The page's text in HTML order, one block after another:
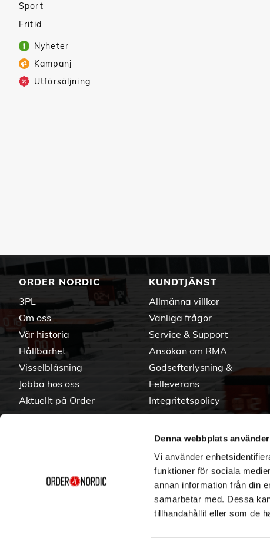
Denna webbplats
Vi använder
funktioner för sociala
annan information från din
samarbetar med. Dessa
tillhandahållit eller som de
Sport
Fritid
Nyheter
Kampanj
Utförsäljning
ORDER NORDIC
3PL
Om oss
Vår historia
Hållbarhet
Visselblåsning
Jobba hos oss
Aktuellt på Order
Varumärken
KUNDTJÄNST
Allmänna villkor
Vanliga frågor
Service & Support
Ansökan om RMA
Godsefterlysning &
Felleverans
Integritetspolicy
Om cookies